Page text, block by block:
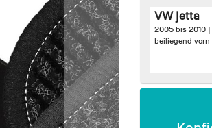
VW Jetta
2005 bis 2010 |
beiliegend